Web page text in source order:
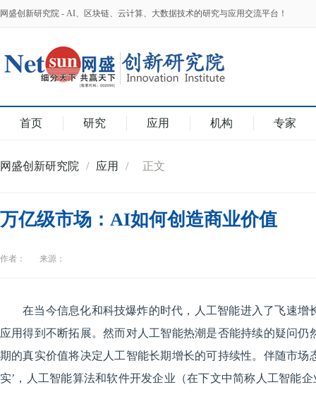
网盛创新研究院 - AI、区块链、云计算、大数据技术的研究与应用交流平台！
首页 研究 应用 机构 专家
网盛创新研究院 / 应用 / 正文
万亿级市场：AI如何创造商业价值
作者： 来源：
在当今信息化和科技爆炸的时代， 人工智能进入了飞速增
应用得到不断拓展。然而对人工智能热潮是否能持续的疑问仍
期的真实价值将决定人工智能长期增长的可持续性。伴随市场
实’，人工智能算法和软件开发企业（在下文中简称人工智能